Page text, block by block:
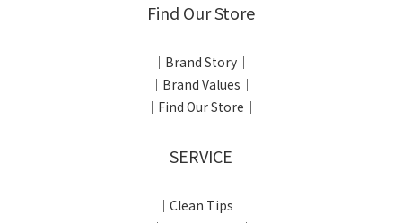
Find Our Store
｜Brand Story｜
｜Brand Values｜
｜Find Our Store｜
SERVICE
｜Clean Tips｜